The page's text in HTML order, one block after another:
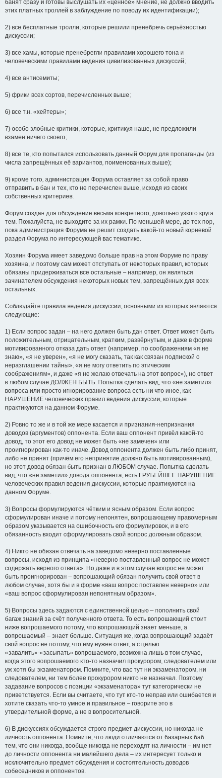
банят сразу и готовы выслушать их «ценное» мнение, не должно вводить
этих платных троллей в заблуждение по поводу их идентификации);
2) все бесплатные тролли, которые решили пренебречь серьёзностью
дискуссии;
3) все хамы, которые пренебрегли правилами хорошего тона и
человеческими правилами ведения цивилизованных дискуссий;
4) все антисемиты;
5) фрики всех сортов, перечисленных выше;
6) все т.н. «хейтеры»;
7) особо злобные критики, которые, критикуя наше, не предложили
взамен ничего своего;
8) все те, кто попытался использовать данный Форум для пропаганды (из
числа запрещённых её вариантов, поименованных выше);
9) кроме того, администрация Форума оставляет за собой право
отправить в бан и тех, кто не перечислен выше, исходя из своих
собственных критериев.
Форум создан для обсуждение весьма конкретного, довольно узкого круга
тем. Пожалуйста, не выходите за их рамки. По меньшей мере, до тех пор,
пока администрация Форума не решит создать какой-то новый корневой
раздел Форума по интересующей вас тематике.
Хозяин Форума имеет заведомо больше прав на этом Форуме по праву
хозяина, и поэтому сам может отступать от некоторых правил, которых
обязаны придерживаться все остальные – например, он являться
зачинателем обсуждения некоторых новых тем, запрещённых для всех
остальных.
Соблюдайте правила ведения дискуссии, основными из которых являются
следующие:
1) Если вопрос задан – на него должен быть дан ответ. Ответ может быть
положительным, отрицательным, кратким, развёрнутым, и даже в форме
мотивированного отказа дать ответ (например, по соображениям «я не
знаю», «я не уверен», «я не могу сказать, так как связан подпиской о
неразглашении тайны», «я не могу ответить по этическим
соображениям», и даже «я не желаю отвечать на этот вопрос»), но ответ
в любом случае ДОЛЖЕН БЫТЬ. Попытка сделать вид, что «не заметил»
вопроса или просто игнорирование вопроса есть ни что иное, как
НАРУШЕНИЕ человеческих правил ведения дискуссии, которые
практикуются на данном Форуме.
2) Ровно то же и в той же мере касается и признания-непризнания
доводов (аргументов) оппонента. Если ваш оппонент привёл какой-то
довод, то этот его довод не может быть «не замечен» или
проигнорирован как-то иначе. Довод оппонента должен быть либо принят,
либо не принят (причём его непринятие должно быть мотивированным),
но этот довод обязан быть признан в ЛЮБОМ случае. Попытка сделать
вид, что «не заметил» довода оппонента, есть ГРУБЕЙШЕЕ НАРУШЕНИЕ
человеческих правил ведения дискуссии, которые практикуются на
данном Форуме.
3) Вопросы формулируются чётким и ясным образом. Если вопрос
сформулирован иначе и потому непонятен, вопрошающему правомерным
образом указывается на ошибочность его формулировок, и в его
обязанность входит сформулировать свой вопрос должным образом.
4) Никто не обязан отвечать на заведомо неверно поставленные
вопросы, исходя из принципа «неверно поставленный вопрос не может
содержать верного ответа». Но даже и в этом случае вопрос не может
быть проигнорирован – вопрошающий обязан получить свой ответ в
любом случае, хотя бы и в форме «ваш вопрос поставлен неверно» или
«ваш вопрос сформулирован непонятным образом».
5) Вопросы здесь задаются с единственной целью – пополнить свой
багаж знаний за счёт полученного ответа. То есть вопрошающий стоит
ниже вопрошаемого потому, что вопрошающий знает меньше, а
вопрошаемый – знает больше. Ситуация же, когда вопрошающий задаёт
свой вопрос не потому, что ему нужен ответ, а с целью
«завалить»-«засыпать» вопрошаемого, возможна лишь в том случае,
когда этого вопрошаемого кто-то назначил прокурором, следователем или
уж хотя бы экзаменатором. Помните, что вас тут ни экзаменатором, ни
следователем, ни тем более прокурором никто не назначал. Поэтому
задавание вопросов с позиции «экзаменатора» тут категорически не
приветствуется. Если вы считаете, что тут кто-то неправ или ошибается и
хотите сказать что-то умное и правильное – говорите это в
утвердительной форме, а не в вопросительной.
6) В дискуссиях обсуждается строго предмет дискуссии, но никогда не
личность оппонента. Помните, что люди отличаются от базарных баб
тем, что они никогда, вообще никогда не переходят на личности – им нет
до личности оппонента ни малейшего дела – их интересует только и
исключительно предмет обсуждения и состоятельность доводов
собеседников и оппонентов.